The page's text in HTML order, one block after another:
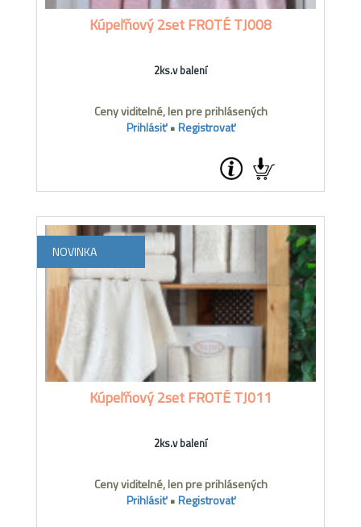
Kúpeľňový 2set FROTÉ TJ008
2ks.v balení
Ceny viditelné, len pre prihlásených
Prihlásiť•Registrovať
NOVINKA
Kúpeľňový 2set FROTÉ TJ011
2ks.v balení
Ceny viditelné, len pre prihlásených
Prihlásiť•Registrovať